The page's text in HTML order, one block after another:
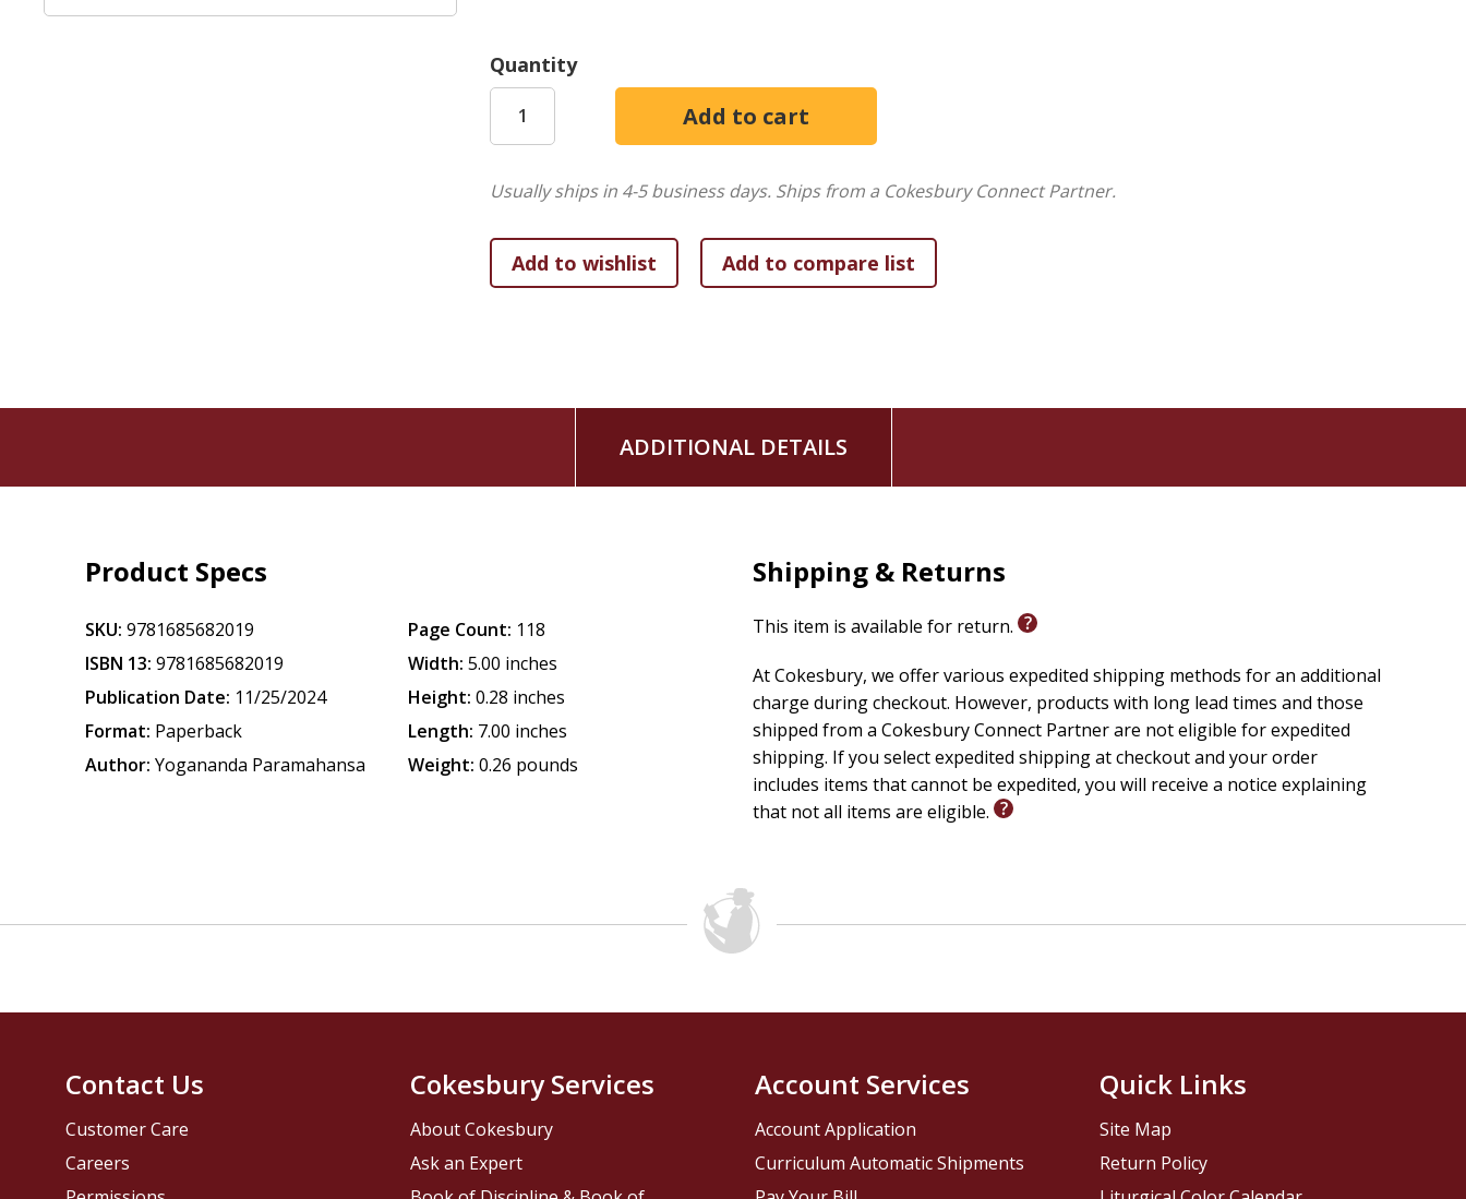
Quantity
Usually ships in 4-5 business days. Ships from a Cokesbury Connect Partner.
ADDITIONAL DETAILS
Product Specs
SKU: 9781685682019
ISBN 13: 9781685682019
Publication Date: 11/25/2024
Format: Paperback
Author: Yogananda Paramahansa
Page Count: 118
Width: 5.00 inches
Height: 0.28 inches
Length: 7.00 inches
Weight: 0.26 pounds
Shipping & Returns
This item is available for return.
At Cokesbury, we offer various expedited shipping methods for an additional
charge during checkout. However, products with long lead times and those
shipped from a Cokesbury Connect Partner are not eligible for expedited
shipping. If you select expedited shipping at checkout and your order
includes items that cannot be expedited, you will receive a notice explaining
that not all items are eligible.
Contact Us
Customer Care
Careers
Cokesbury Services
About Cokesbury
Ask an Expert
Account Services
Account Application
Curriculum Automatic Shipments
Quick Links
Site Map
Return Policy